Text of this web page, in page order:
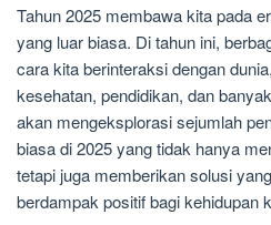
Tahun 2025 membawa kita pada
yang luar biasa. Di tahun ini,
cara kita berinteraksi dengan
kesehatan, pendidikan, dan
akan mengeksplorasi sejumlah
biasa di 2025 yang tidak hanya
tetapi juga memberikan solusi
berdampak positif bagi kehidupan